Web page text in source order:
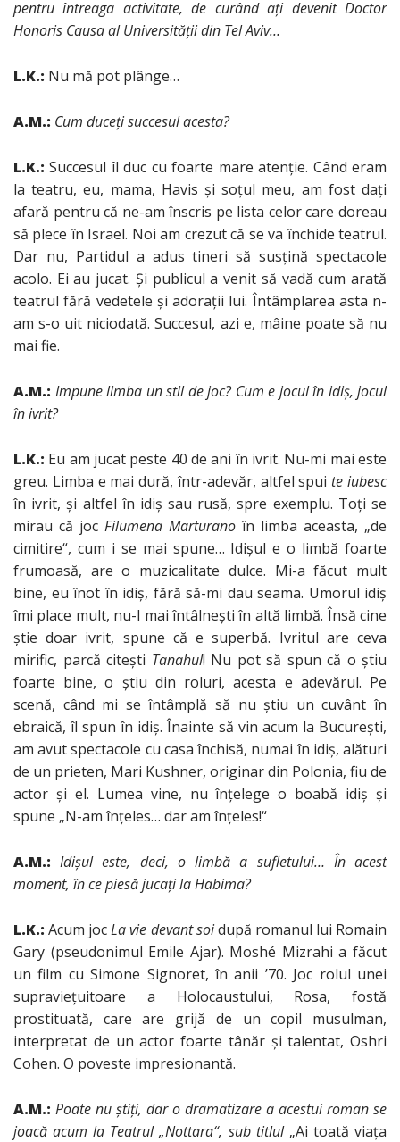
pentru întreaga activitate, de curând aţi devenit Doctor
Honoris Causa al Universităţii din Tel Aviv…
L.K.: Nu mă pot plânge…
A.M.: Cum duceţi succesul acesta?
L.K.:Succesul îl duc cu foarte mare atenţie. Când eram
la teatru, eu, mama, Havis şi soţul meu, am fost daţi
afară pentru că ne-am înscris pe lista celor care doreau
să plece în Israel. Noi am crezut că se va închide teatrul.
Dar nu, Partidul a adus tineri să susţină spectacole
acolo. Ei au jucat. Şi publicul a venit să vadă cum arată
teatrul fără vedetele şi adoraţii lui. Întâmplarea asta n-
am s-o uit niciodată. Succesul, azi e, mâine poate să nu
mai fie.
A.M.: Impune limba un stil de joc? Cum e jocul în idiş, jocul
în ivrit?
L.K.: Eu am jucat peste 40 de ani în ivrit. Nu-mi mai este
greu. Limba e mai dură, într-adevăr, altfel spui te iubesc
în ivrit, şi altfel în idiş sau rusă, spre exemplu. Toţi se
mirau că joc Filumena Marturano în limba aceasta, „de
cimitire“, cum i se mai spune… Idişul e o limbă foarte
frumoasă, are o muzicalitate dulce. Mi-a făcut mult
bine, eu înot în idiş, fără să-mi dau seama. Umorul idiş
îmi place mult, nu-l mai întâlneşti în altă limbă. Însă cine
ştie doar ivrit, spune că e superbă. Ivritul are ceva
mirific, parcă citeşti Tanahul! Nu pot să spun că o ştiu
foarte bine, o ştiu din roluri, acesta e adevărul. Pe
scenă, când mi se întâmplă să nu ştiu un cuvânt în
ebraică, îl spun în idiş. Înainte să vin acum la Bucureşti,
am avut spectacole cu casa închisă, numai în idiş, alături
de un prieten, Mari Kushner, originar din Polonia, fiu de
actor şi el. Lumea vine, nu înţelege o boabă idiş şi
spune „N-am înţeles… dar am înţeles!“
A.M.:Idişul este, deci, o limbă a sufletului… În acest
moment, în ce piesăjucaţi la Habima?
L.K.:Acum jocLa vie devant soidupă romanul lui Romain
Gary (pseudonimul Emile Ajar). Moshé Mizrahi a făcut
un film cu Simone Signoret, în anii ’70. Joc rolul unei
supravieţuitoare a Holocaustului, Rosa, fostă
prostituată, care are grijă de un copil musulman,
interpretat de un actor foarte tânăr şi talentat, Oshri
Cohen. O poveste impresionantă.
A.M.: Poate nu ştiţi, dar o dramatizare a acestui roman se
joacă acum la Teatrul „Nottara“, sub titlul „Ai toată viaţa